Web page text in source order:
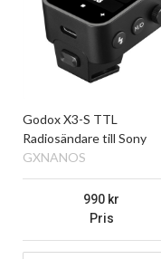
Godox X3-S TTL
Radiosändare till Sony
GXNANOS
Pris
990